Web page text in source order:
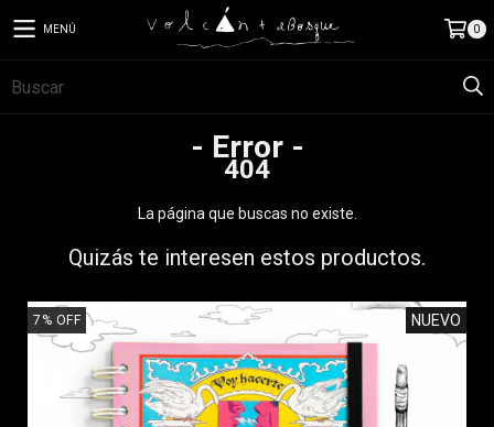
MENÚ 0
- Error -
404
La página que buscas no existe.
Quizás te interesen estos productos.
7 % OFF NUEVO